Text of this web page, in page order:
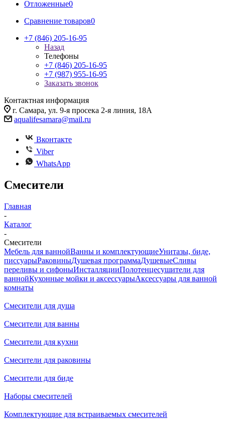
Отложенные0
Сравнение товаров0
+7 (846) 205-16-95
Назад
Телефоны
+7 (846) 205-16-95
+7 (987) 955-16-95
Заказать звонок
Контактная информация
г. Самара, ул. 9-я просека 2-я линия, 18А
aqualifesamara@mail.ru
Вконтакте
Viber
WhatsApp
Смесители
Главная
-
Каталог
-
Смесители
Мебель для ваннойВанны и комплектующиеУнитазы, биде,
писсуарыРаковиныДушевая программаДушевыеСливы
переливы и сифоныИнсталляцииПолотенцесушители для
ваннойКухонные мойки и аксессуарыАксессуары для ванной
комнаты
Смесители для душа
Смесители для ванны
Смесители для кухни
Смесители для раковины
Смесители для биде
Наборы смесителей
Комплектующие для встраиваемых смесителей